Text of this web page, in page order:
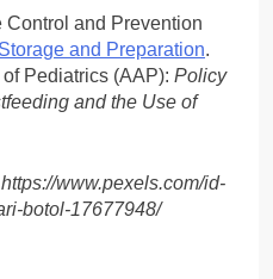
Control and Prevention
and Preparation.
Pediatrics (AAP): Policy
and the Use of
www.pexels.com/id-
botol-17677948/